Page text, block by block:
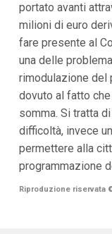
portato avanti
milioni di euro
fare presente al
una delle
rimodulazione del
dovuto al fatto
somma. Si tratta
difficoltà, invece
permettere alla
programmazione
Riproduzione riservata